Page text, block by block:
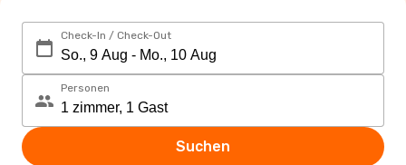
Check-In / Check-Out
Personen
Suchen